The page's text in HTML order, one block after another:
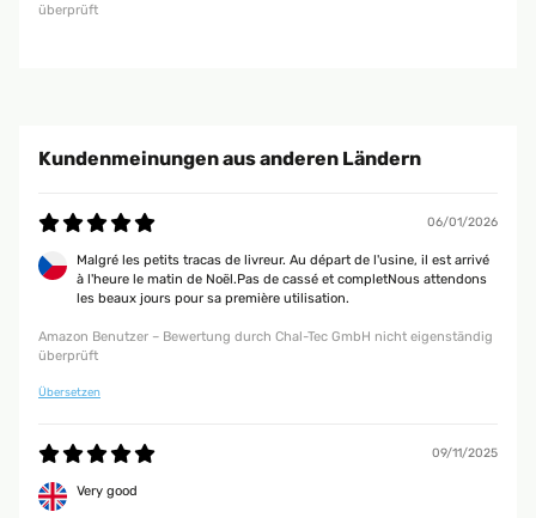
überprüft
Kundenmeinungen aus anderen Ländern
06/01/2026
Malgré les petits tracas de livreur. Au départ de l'usine, il est arrivé
à l'heure le matin de Noël.Pas de cassé et completNous attendons
les beaux jours pour sa première utilisation.
Amazon Benutzer – Bewertung durch Chal-Tec GmbH nicht eigenständig
überprüft
Übersetzen
09/11/2025
Very good